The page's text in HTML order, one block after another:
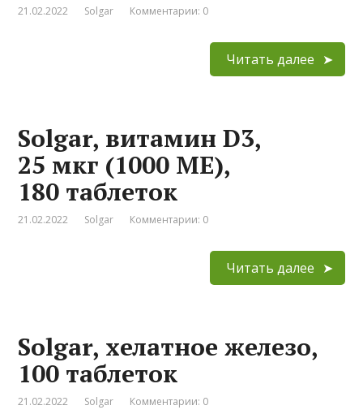
21.02.2022 Solgar Комментарии: 0
Читать далее
Solgar, витамин D3,
25 мкг (1000 МЕ),
180 таблеток
21.02.2022 Solgar Комментарии: 0
Читать далее
Solgar, хелатное железо,
100 таблеток
21.02.2022 Solgar Комментарии: 0